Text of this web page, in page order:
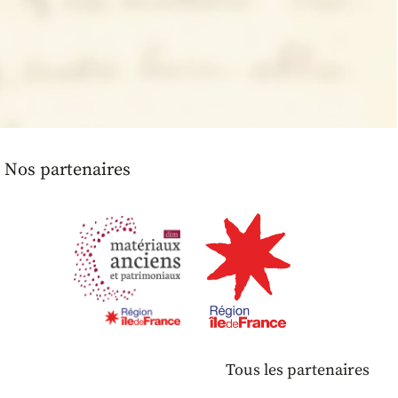
Nos partenaires
Tous les partenaires